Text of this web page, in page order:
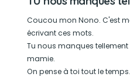
Coucou mon Nono. C'est
écrivant ces mots.
Tu nous manques
mamie.
On pense à toi tout le temps.